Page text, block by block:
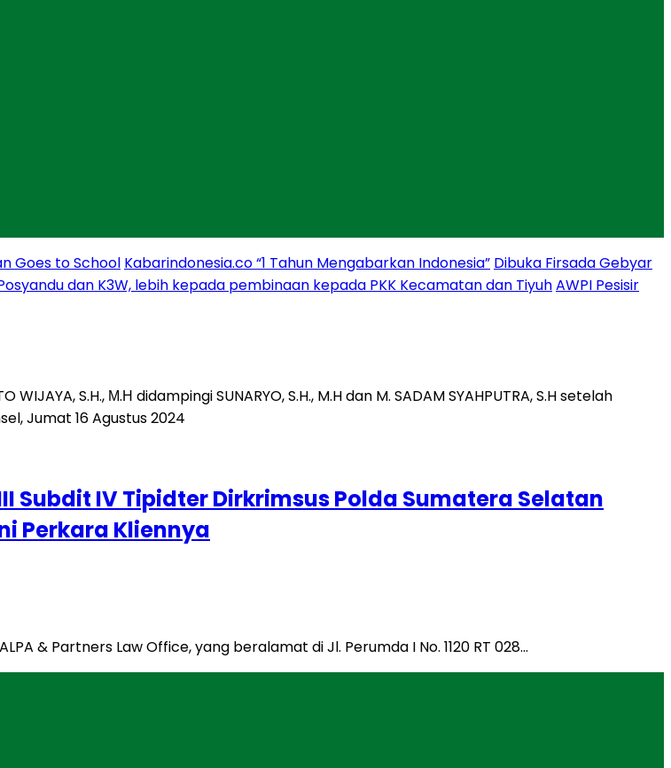
Goes to School Kabarindonesia.co “1 Tahun Mengabarkan Indonesia” Dibuka Firsada Gebyar
dan K3W, lebih kepada pembinaan kepada PKK Kecamatan dan TiyuhAWPI Pesisir
Subdit IV Tipidter Dirkrimsus Polda Sumatera Selatan
Perkara Kliennya
& Partners Law Office, yang beralamat di Jl. Perumda I No. 1120 RT 028…